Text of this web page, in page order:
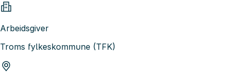
Arbeidsgiver
Troms fylkeskommune (TFK)